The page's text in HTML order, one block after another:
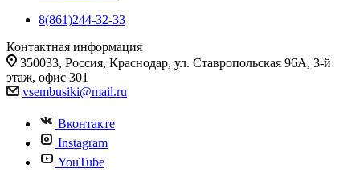
8(861)244-32-33
Контактная информация
350033, Россия, Краснодар, ул. Ставропольская 96А, 3-й
этаж, офис 301
vsembusiki@mail.ru
Вконтакте
Instagram
YouTube